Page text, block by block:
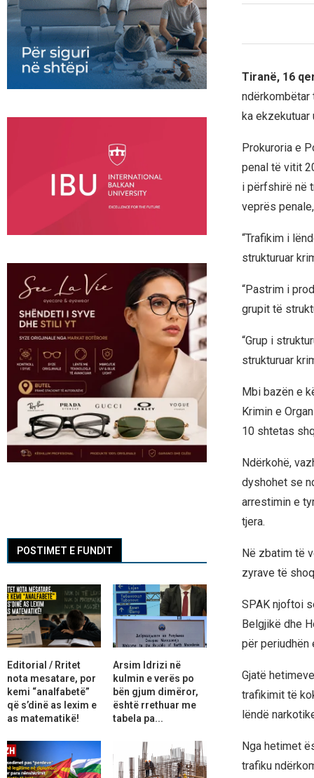
Tiranë, 16
ka
Prokuroria e
penal të vitit
i përfshirë në
veprës
“Trafikim i
strukturuar
“Pastrim i
grupit të
“Grup i
strukturuar
Mbi bazën e
Krimin e
10 shtetas
Ndërkohë,
dyshohet se
arrestimin e
tjera.
Në zbatim të
zyrave të
SPAK njoftoi
Belgjikë dhe
për periudhën
Gjatë
trafikimit të
lëndë
Nga hetimet
trafiku
POSTIMET E FUNDIT
Editorial / Rritet
nota mesatare, por
kemi “analfabetë”
që s’dinë as lexim e
as matematikë!
Arsim Idrizi në
kulmin e verës po
bën gjum dimëror,
është rrethuar me
tabela pa...